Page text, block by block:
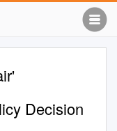
Decision